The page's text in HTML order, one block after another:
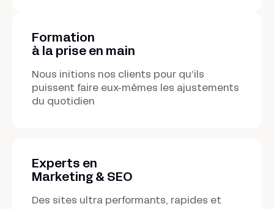
Formation
à la prise en main
Nous initions nos clients pour qu’ils
puissent faire eux-mêmes les ajustements
du quotidien
Experts en
Marketing & SEO
Des sites ultra performants, rapides et